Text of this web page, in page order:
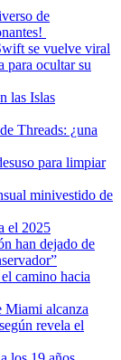
de
se vuelve viral
para ocultar su
las Islas
Threads: ¿una
para limpiar
minivestido de
el 2025
han dejado de
camino hacia
Miami alcanza
revela el